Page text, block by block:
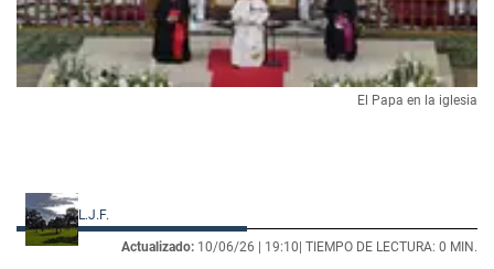
El Papa en la iglesia
L.J.F.
Actualizado: 10/06/26 | 19:10 | TIEMPO DE LECTURA: 0 MIN.